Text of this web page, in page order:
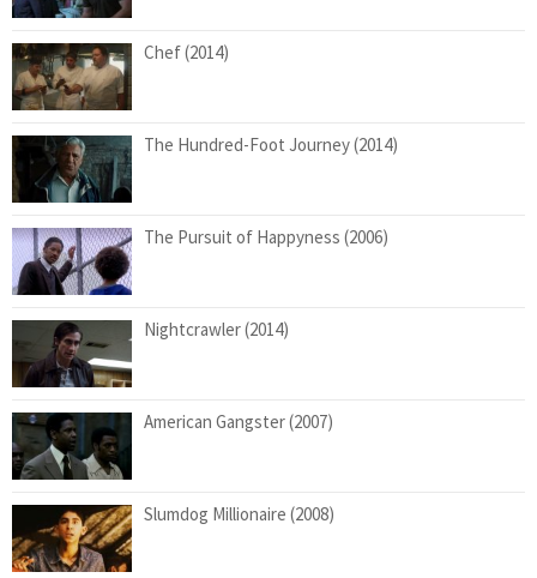
Chef (2014)
The Hundred-Foot Journey (2014)
The Pursuit of Happyness (2006)
Nightcrawler (2014)
American Gangster (2007)
Slumdog Millionaire (2008)